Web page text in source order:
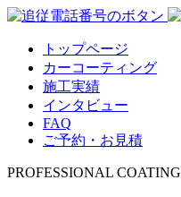
トップページ
カーコーティング
施工実績
インタビュー
FAQ
ご予約・お見積
PROFESSIONAL COATING